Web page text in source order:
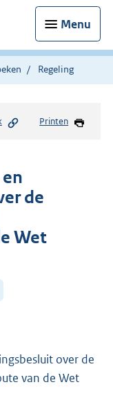
Menu
Regeling
Printen
de
Wet
over de
van de Wet